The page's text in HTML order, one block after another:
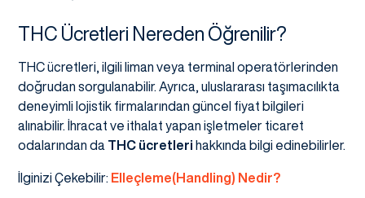
THC Ücretleri Nereden Öğrenilir?
THC ücretleri, ilgili liman veya terminal operatörlerinden
doğrudan sorgulanabilir. Ayrıca, uluslararası taşımacılıkta
deneyimli lojistik firmalarından güncel fiyat bilgileri
alınabilir. İhracat ve ithalat yapan işletmeler ticaret
odalarından da THC ücretleri hakkında bilgi edinebilirler.
İlginizi Çekebilir: Elleçleme(Handling) Nedir?